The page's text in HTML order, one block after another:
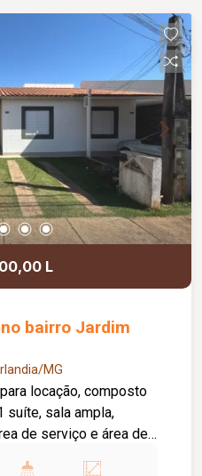
a família.
L
bairro Jardim
MG
locação, composto
suíte, sala ampla,
de serviço e área de